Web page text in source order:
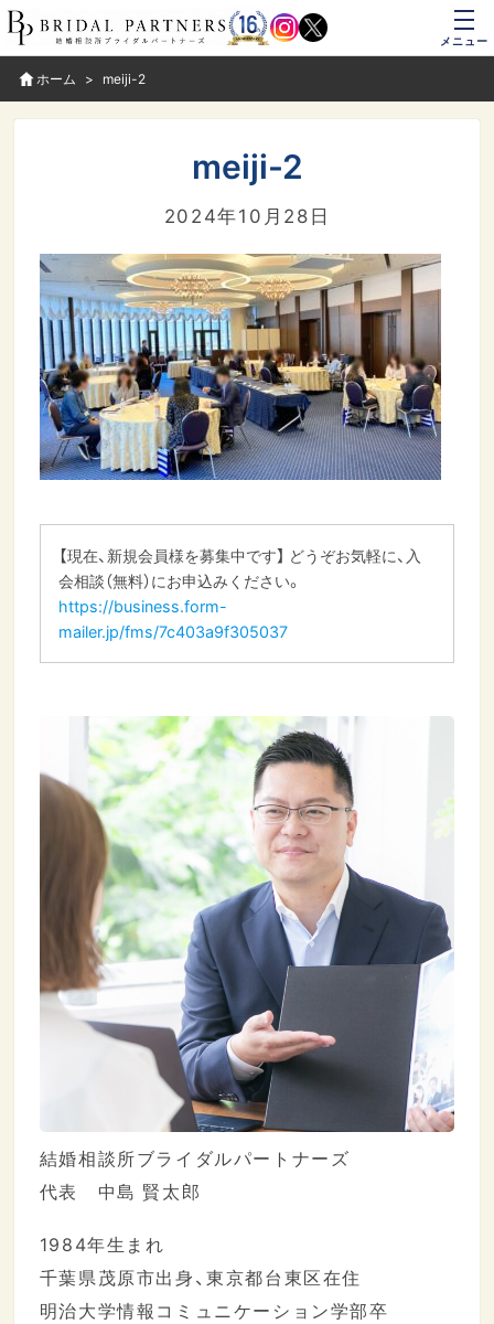
メニュー
ホーム meiji-2
meiji-2
2024年10月28日
【現在、新規会員様を募集中です】 どうぞお気軽に、入
会相談（無料）にお申込みください。
https://business.form-
mailer.jp/fms/7c403a9f305037
結婚相談所ブライダルパートナーズ
代表 中島 賢太郎
1984年生まれ
千葉県茂原市出身、東京都台東区在住
明治大学情報コミュニケーション学部卒